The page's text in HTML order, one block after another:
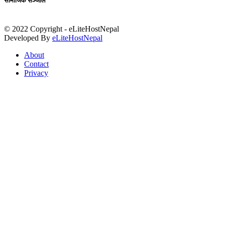
© 2022 Copyright - eLiteHostNepal
Developed By eLiteHostNepal
About
Contact
Privacy